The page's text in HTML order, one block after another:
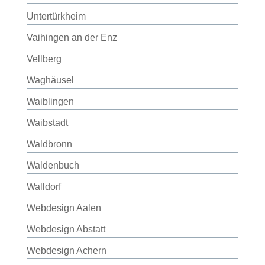
Untertürkheim
Vaihingen an der Enz
Vellberg
Waghäusel
Waiblingen
Waibstadt
Waldbronn
Waldenbuch
Walldorf
Webdesign Aalen
Webdesign Abstatt
Webdesign Achern